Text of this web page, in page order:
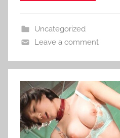
Uncategorized
Leave a comment